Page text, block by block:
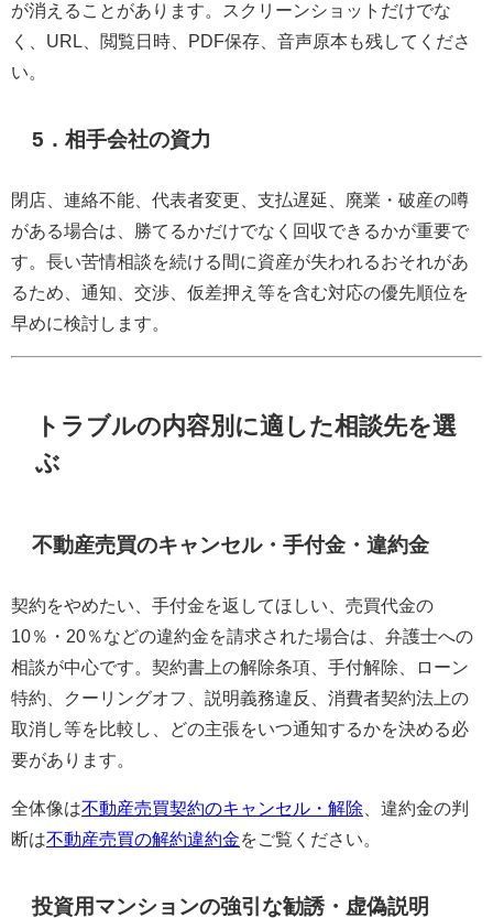
が消えることがあります。スクリーンショットだけでな
く、URL、閲覧日時、PDF保存、音声原本も残してくださ
い。
5．相手会社の資力
閉店、連絡不能、代表者変更、支払遅延、廃業・破産の噂
がある場合は、勝てるかだけでなく回収できるかが重要で
す。長い苦情相談を続ける間に資産が失われるおそれがあ
るため、通知、交渉、仮差押え等を含む対応の優先順位を
早めに検討します。
トラブルの内容別に適した相談先を選
ぶ
不動産売買のキャンセル・手付金・違約金
契約をやめたい、手付金を返してほしい、売買代金の
10％・20％などの違約金を請求された場合は、弁護士への
相談が中心です。契約書上の解除条項、手付解除、ローン
特約、クーリングオフ、説明義務違反、消費者契約法上の
取消し等を比較し、どの主張をいつ通知するかを決める必
要があります。
全体像は不動産売買契約のキャンセル・解除 、違約金の判
断は不動産売買の解約違約金をご覧ください。
投資用マンションの強引な勧誘・虚偽説明